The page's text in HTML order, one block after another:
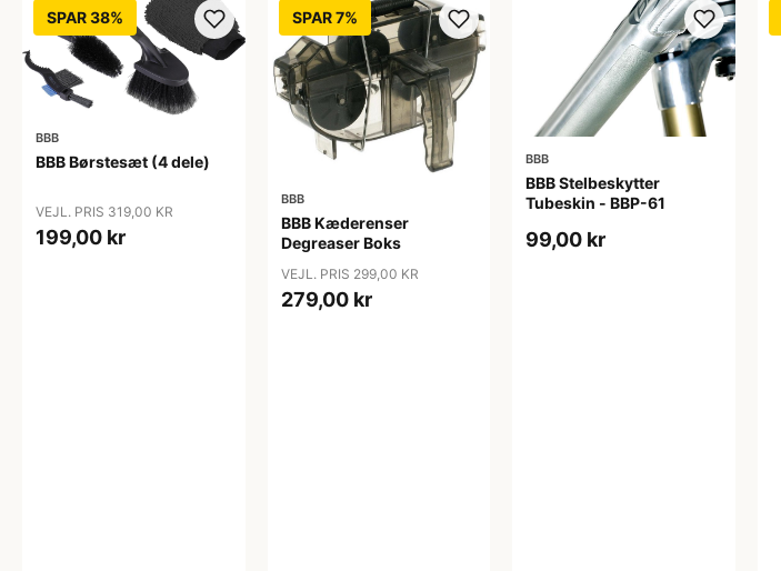
SPAR 38%
BBB
BBB Børstesæt (4 dele)
VEJL. PRIS 319,00 KR
199,00 kr
SPAR 7%
BBB
BBB Kæderenser
Degreaser Boks
VEJL. PRIS 299,00 KR
279,00 kr
BBB
BBB Stelbeskytter
Tubeskin - BBP-61
99,00 kr